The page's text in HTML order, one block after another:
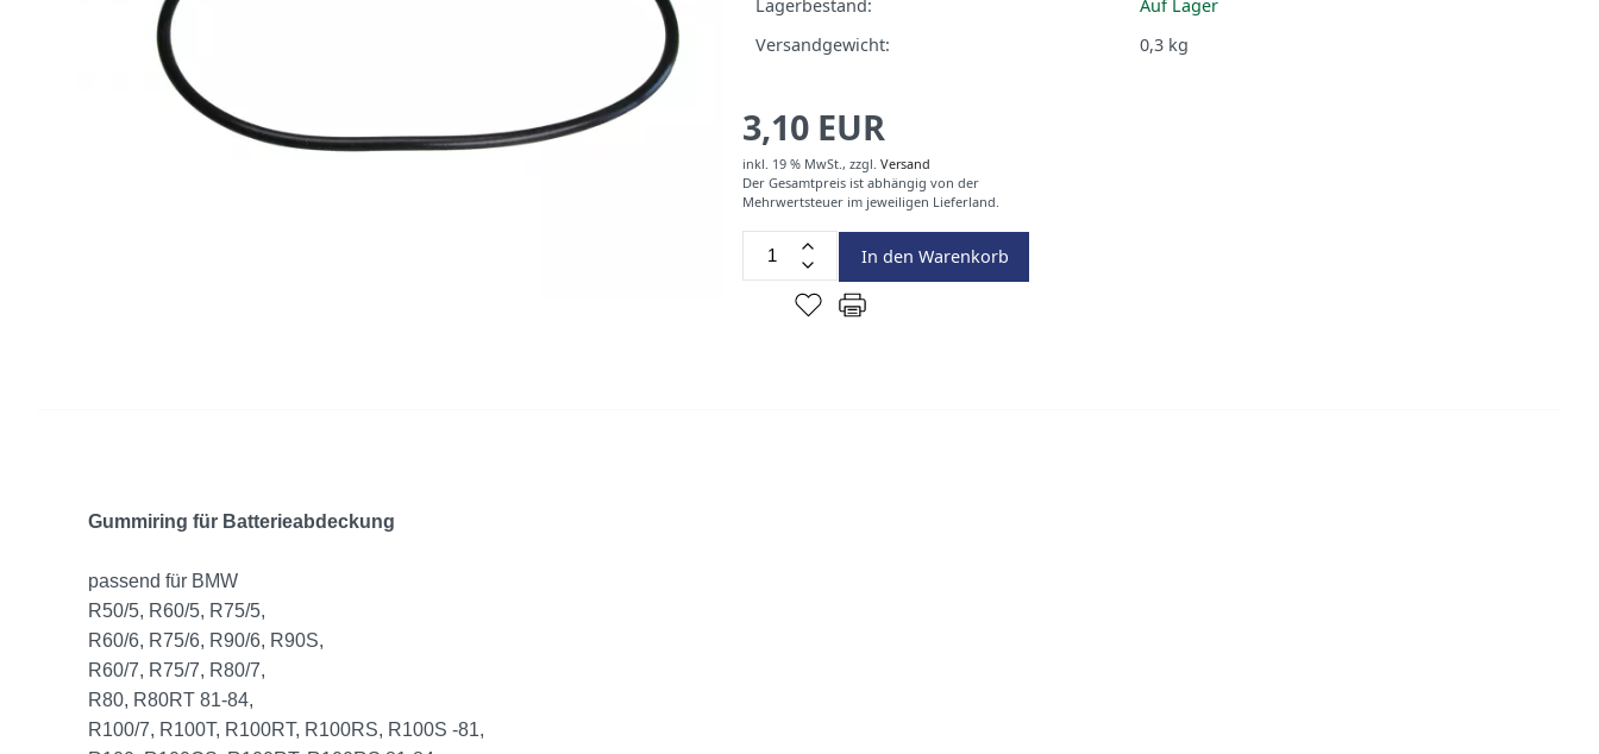
Lagerbestand:
Auf Lager
Versandgewicht:
0,3 kg
3,10 EUR
inkl. 19 % MwSt., zzgl. Versand
Der Gesamtpreis ist abhängig von der
Mehrwertsteuer im jeweiligen Lieferland.
In den Warenkorb
Gummiring für Batterieabdeckung
passend für BMW
R50/5, R60/5, R75/5,
R60/6, R75/6, R90/6, R90S,
R60/7, R75/7, R80/7,
R80, R80RT 81-84,
R100/7, R100T, R100RT, R100RS, R100S -81,